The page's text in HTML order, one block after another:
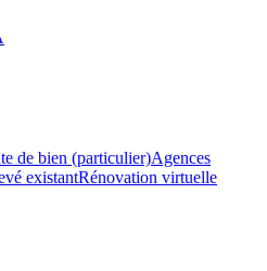
de bien (particulier)Agences
existantRénovation virtuelle